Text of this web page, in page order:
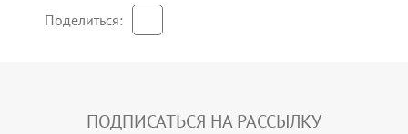
Поделиться:
ПОДПИСАТЬСЯ НА РАССЫЛКУ